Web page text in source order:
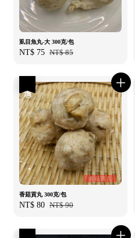
虱目魚丸-大 300克/包
Sale
NT$ 75 Regular
NT$ 85
香菇貢丸 300克/包
Sale
NT$ 80 Regular
NT$ 90